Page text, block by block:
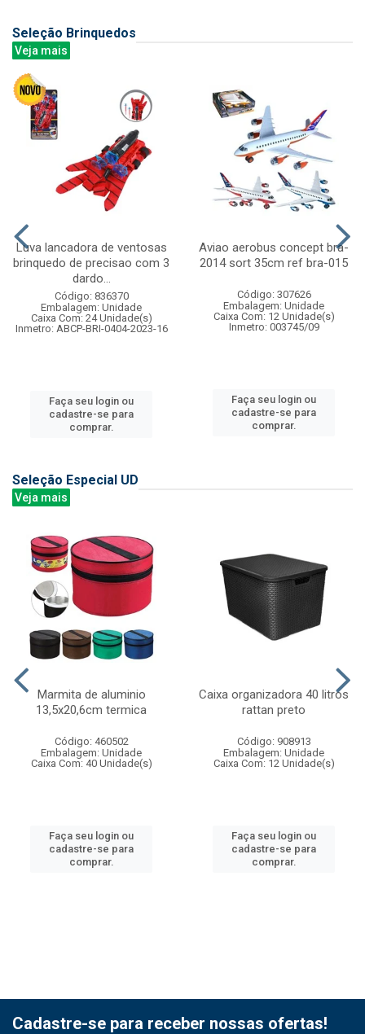
Seleção Brinquedos
Veja mais
Luva lancadora de ventosas
brinquedo de precisao com 3
dardo...
Código: 836370
Embalagem: Unidade
Caixa Com: 24 Unidade(s)
Inmetro: ABCP-BRI-0404-2023-16
Faça seu login ou
cadastre-se para
comprar.
Aviao aerobus concept bra-
2014 sort 35cm ref bra-015
Código: 307626
Embalagem: Unidade
Caixa Com: 12 Unidade(s)
Inmetro: 003745/09
Faça seu login ou
cadastre-se para
comprar.
Seleção Especial UD
Veja mais
Marmita de aluminio
13,5x20,6cm termica
Código: 460502
Embalagem: Unidade
Caixa Com: 40 Unidade(s)
Faça seu login ou
cadastre-se para
comprar.
Caixa organizadora 40 litros
rattan preto
Código: 908913
Embalagem: Unidade
Caixa Com: 12 Unidade(s)
Faça seu login ou
cadastre-se para
comprar.
Cadastre-se para receber nossas ofertas!